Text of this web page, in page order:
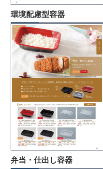
環境配慮型容器
弁当・仕出し容器